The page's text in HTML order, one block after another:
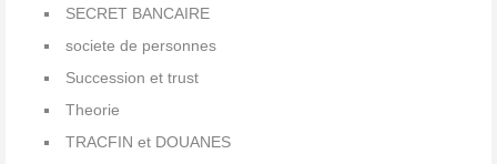
SECRET BANCAIRE
societe de personnes
Succession et trust
Theorie
TRACFIN et DOUANES